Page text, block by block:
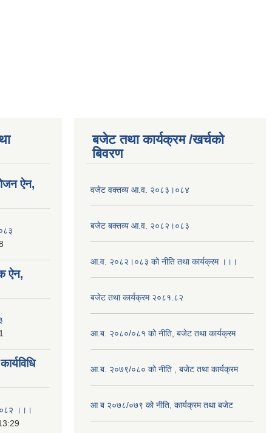
ऐन,
ऐन,
।।।
बजेट तथा कार्यक्रम /खर्चको
बिवरण
वजेट वक्तव्य आ.व. २०८३।०८४
बजेट बक्तव्य आ.व. २०८२।०८३
आ.व. २०८२।०८३ को नीति तथा कार्यक्रम ।।।
बजेट तथा कार्यक्रम २०८१.८२
आ.ब. २०८०/०८१ को नीति, बजेट तथा कार्यक्रम
आ.ब. २०७९/०८० को नीति , बजेट तथा कार्यक्रम
आ ब २०७८/०७९ को नीति, कार्यक्रम तथा बजेट